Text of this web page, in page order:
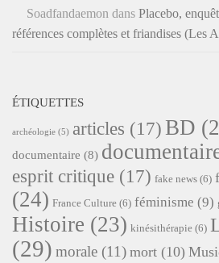
Soadfandaemon dans Placebo,
références complètes et friandises (Les
ÉTIQUETTES
archéologie (5) articles (17) BD
documentaire (8)
esprit critique (17) fake news (6)
(24) France Culture (6) féminisme (9)
Histoire (23) kinésithérapie (6)
(29) morale (11) mort (10)